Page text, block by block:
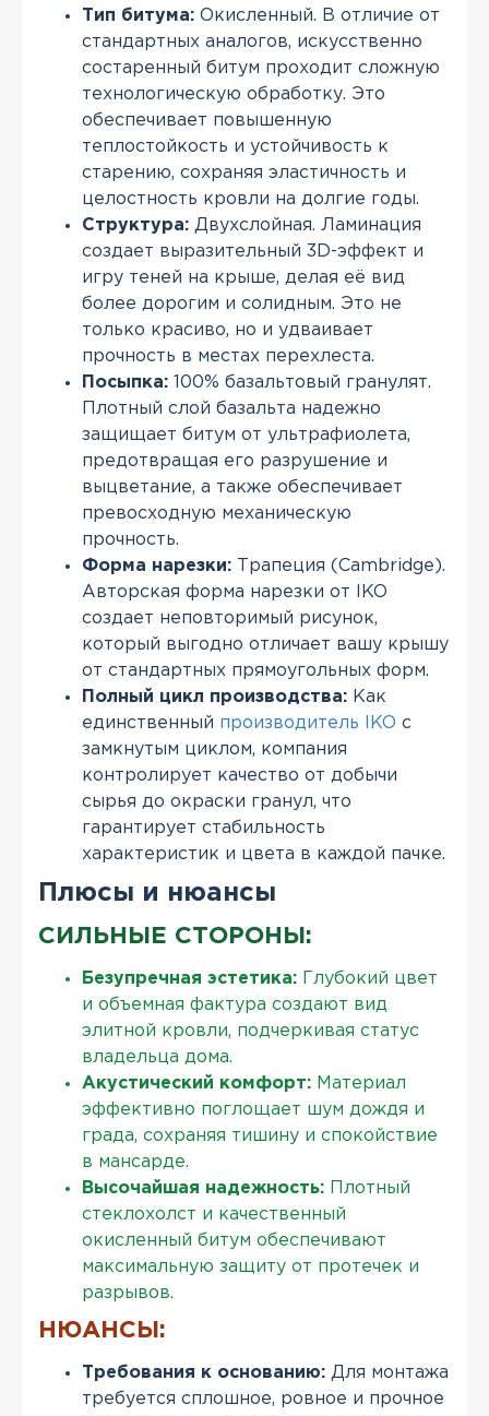
Тип битума: Окисленный. В отличие от
стандартных аналогов, искусственно
состаренный битум проходит сложную
технологическую обработку. Это
обеспечивает повышенную
теплостойкость и устойчивость к
старению, сохраняя эластичность и
целостность кровли на долгие годы.
Структура: Двухслойная. Ламинация
создает выразительный 3D-эффект и
игру теней на крыше, делая её вид
более дорогим и солидным. Это не
только красиво, но и удваивает
прочность в местах перехлеста.
Посыпка: 100% базальтовый гранулят.
Плотный слой базальта надежно
защищает битум от ультрафиолета,
предотвращая его разрушение и
выцветание, а также обеспечивает
превосходную механическую
прочность.
Форма нарезки: Трапеция (Cambridge).
Авторская форма нарезки от IKO
создает неповторимый рисунок,
который выгодно отличает вашу крышу
от стандартных прямоугольных форм.
Полный цикл производства: Как
единственный производитель IKO с
замкнутым циклом, компания
контролирует качество от добычи
сырья до окраски гранул, что
гарантирует стабильность
характеристик и цвета в каждой пачке.
Плюсы и нюансы
СИЛЬНЫЕ СТОРОНЫ:
Безупречная эстетика: Глубокий цвет
и объемная фактура создают вид
элитной кровли, подчеркивая статус
владельца дома.
Акустический комфорт: Материал
эффективно поглощает шум дождя и
града, сохраняя тишину и спокойствие
в мансарде.
Высочайшая надежность: Плотный
стеклохолст и качественный
окисленный битум обеспечивают
максимальную защиту от протечек и
разрывов.
НЮАНСЫ:
Требования к основанию: Для монтажа
требуется сплошное, ровное и прочное